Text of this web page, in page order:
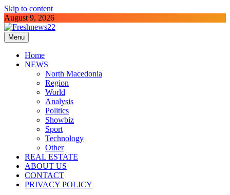
Skip to content
August 9, 2026
Freshnews22
Best News Website in North Macedonia
Menu
Home
NEWS
North Macedonia
Region
World
Analysis
Politics
Showbiz
Sport
Technology
Other
REAL ESTATE
ABOUT US
CONTACT
PRIVACY POLICY